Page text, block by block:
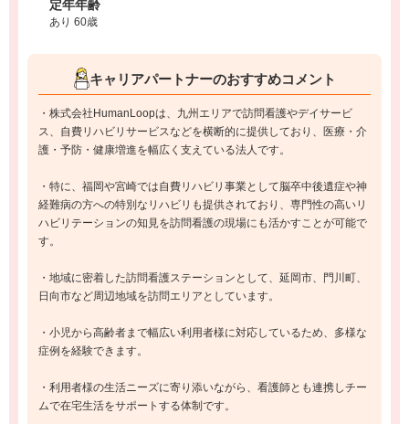
定年年齢
あり 60歳
キャリアパートナーのおすすめコメント
・株式会社HumanLoopは、九州エリアで訪問看護やデイサービ
ス、自費リハビリサービスなどを横断的に提供しており、医療・介
護・予防・健康増進を幅広く支えている法人です。
・特に、福岡や宮崎では自費リハビリ事業として脳卒中後遺症や神
経難病の方への特別なリハビリも提供されており、専門性の高いリ
ハビリテーションの知見を訪問看護の現場にも活かすことが可能で
す。
・地域に密着した訪問看護ステーションとして、延岡市、門川町、
日向市など周辺地域を訪問エリアとしています。
・小児から高齢者まで幅広い利用者様に対応しているため、多様な
症例を経験できます。
・利用者様の生活ニーズに寄り添いながら、看護師とも連携しチー
ムで在宅生活をサポートする体制です。